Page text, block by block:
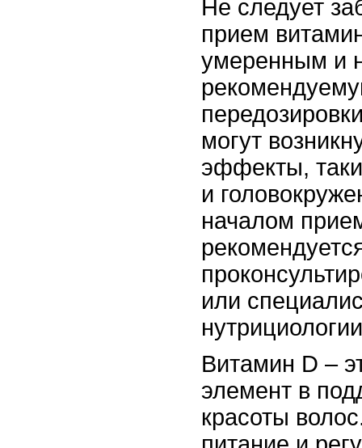
Не следует
прием
умеренным и
могут
эффекты,
и
началом
или
Витамин D –
элемент в
красоты